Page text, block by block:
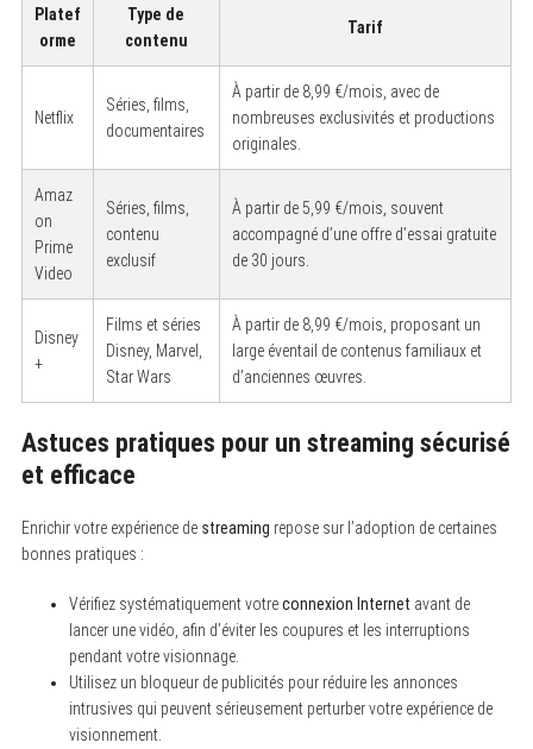
Platef
orme
Type de
contenu
Tarif
Netflix
Séries, films,
documentaires
À partir de 8,99 €/mois, avec de
nombreuses exclusivités et productions
originales.
Amaz
on
Prime
Video
Séries, films,
contenu
exclusif
À partir de 5,99 €/mois, souvent
accompagné d’une offre d’essai gratuite
de 30 jours.
Disney
+
Films et séries
Disney, Marvel,
Star Wars
À partir de 8,99 €/mois, proposant un
large éventail de contenus familiaux et
d’anciennes œuvres.
Astuces pratiques pour un streaming sécurisé
et efficace
Enrichir votre expérience de streaming repose sur l’adoption de certaines
bonnes pratiques :
Vérifiez systématiquement votreconnexion Internet avant de
lancer une vidéo, afin d’éviter les coupures et les interruptions
pendant votre visionnage.
Utilisez un bloqueur de publicités pour réduire les annonces
intrusives qui peuvent sérieusement perturber votre expérience de
visionnement.
r